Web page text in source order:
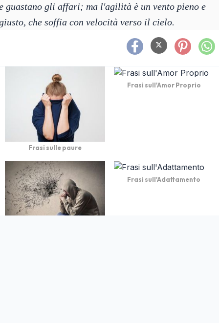
guastano gli affari; ma l'agilità è un vento pieno e
che soffia con velocità verso il cielo.
Frasi sulle paure
Frasi sull'Amor Proprio
Frasi sull'Adattamento